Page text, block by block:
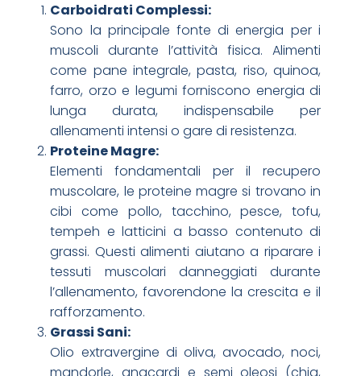
Carboidrati Complessi:
Sono la principale fonte di energia per i
muscoli durante l’attività fisica. Alimenti
come pane integrale, pasta, riso, quinoa,
farro, orzo e legumi forniscono energia di
lunga durata, indispensabile per
allenamenti intensi o gare di resistenza.
Proteine Magre:
Elementi fondamentali per il recupero
muscolare, le proteine magre si trovano in
cibi come pollo, tacchino, pesce, tofu,
tempeh e latticini a basso contenuto di
grassi. Questi alimenti aiutano a riparare i
tessuti muscolari danneggiati durante
l’allenamento, favorendone la crescita e il
rafforzamento.
Grassi Sani:
Olio extravergine di oliva, avocado, noci,